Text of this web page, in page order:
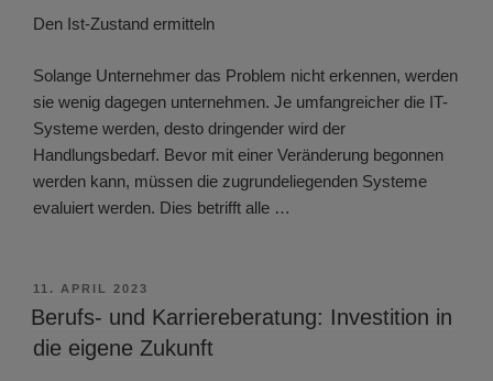
Den Ist-Zustand ermitteln
Solange Unternehmer das Problem nicht erkennen, werden
sie wenig dagegen unternehmen. Je umfangreicher die IT-
Systeme werden, desto dringender wird der
Handlungsbedarf. Bevor mit einer Veränderung begonnen
werden kann, müssen die zugrundeliegenden Systeme
evaluiert werden. Dies betrifft alle …
VERÖFFENTLICHT
AM
11. APRIL 2023
Berufs- und Karriereberatung: Investition in
die eigene Zukunft